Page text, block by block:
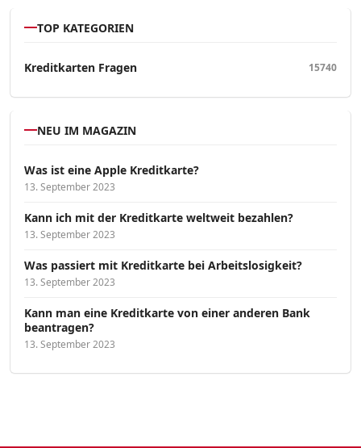
TOP KATEGORIEN
Kreditkarten Fragen 15740
NEU IM MAGAZIN
Was ist eine Apple Kreditkarte?
13. September 2023
Kann ich mit der Kreditkarte weltweit bezahlen?
13. September 2023
Was passiert mit Kreditkarte bei Arbeitslosigkeit?
13. September 2023
Kann man eine Kreditkarte von einer anderen Bank
beantragen?
13. September 2023